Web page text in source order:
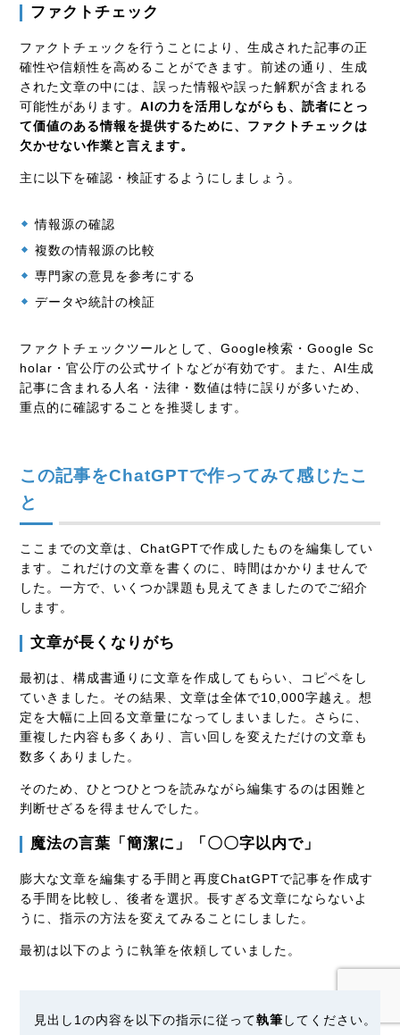
ファクトチェック
ファクトチェックを行うことにより、生成された記事の正
確性や信頼性を高めることができます。前述の通り、生成
された文章の中には、誤った情報や誤った解釈が含まれる
可能性があります。AIの力を活用しながらも、読者にとっ
て価値のある情報を提供するために、ファクトチェックは
欠かせない作業と言えます。
主に以下を確認・検証するようにしましょう。
情報源の確認
複数の情報源の比較
専門家の意見を参考にする
データや統計の検証
ファクトチェックツールとして、Google検索・Google Sc
holar・官公庁の公式サイトなどが有効です。また、AI生成
記事に含まれる人名・法律・数値は特に誤りが多いため、
重点的に確認することを推奨します。
この記事をChatGPTで作ってみて感じたこ
と
ここまでの文章は、ChatGPTで作成したものを編集してい
ます。これだけの文章を書くのに、時間はかかりませんで
した。一方で、いくつか課題も見えてきましたのでご紹介
します。
文章が長くなりがち
最初は、構成書通りに文章を作成してもらい、コピペをし
ていきました。その結果、文章は全体で10,000字越え。想
定を大幅に上回る文章量になってしまいました。さらに、
重複した内容も多くあり、言い回しを変えただけの文章も
数多くありました。
そのため、ひとつひとつを読みながら編集するのは困難と
判断せざるを得ませんでした。
魔法の言葉「簡潔に」「〇〇字以内で」
膨大な文章を編集する手間と再度ChatGPTで記事を作成す
る手間を比較し、後者を選択。長すぎる文章にならないよ
うに、指示の方法を変えてみることにしました。
最初は以下のように執筆を依頼していました。
見出し1の内容を以下の指示に従って執筆 してください。